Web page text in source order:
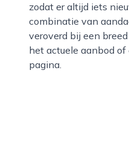
zodat er altijd iets
combinatie van
veroverd bij een
het actuele aanbod
pagina.